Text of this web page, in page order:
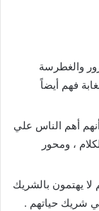
والغطرسة
فهم أيضاً
أهم الناس علي
، ومحور
لا يهتمون بالشريك
في شريك حياتهم .